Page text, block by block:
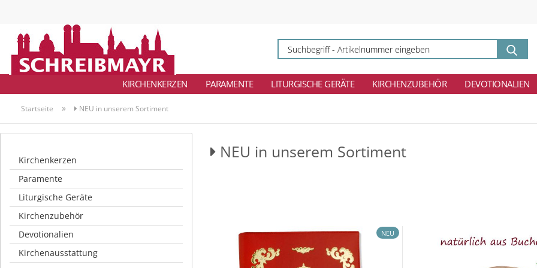
KIRCHENKERZEN PARAMENTE LITURGISCHE GERÄTE KIRCHENZUBEHÖR DEVOTIONALIEN
Startseite » NEU in unserem Sortiment
NEU in unserem Sortiment
NEU
Kirchenkerzen
Paramente
Liturgische Geräte
Kirchenzubehör
Devotionalien
Kirchenausstattung